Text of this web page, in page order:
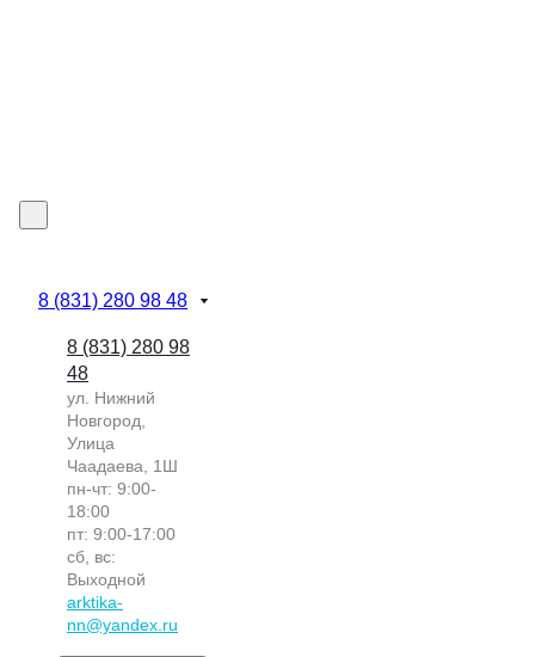
8 (831) 280 98 48
8 (831) 280 98
48
ул. Нижний
Новгород,
Улица
Чаадаева, 1Ш
пн-чт: 9:00-
18:00
пт: 9:00-17:00
сб, вс:
Выходной
arktika-
nn@yandex.ru